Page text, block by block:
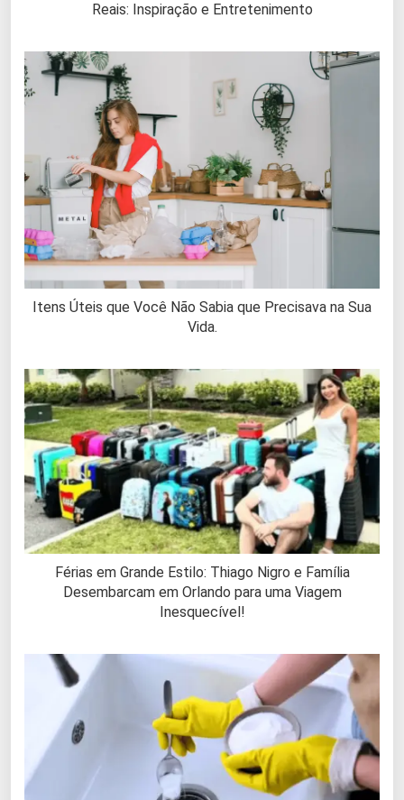
Reais: Inspiração e Entretenimento
Itens Úteis que Você Não Sabia que Precisava na Sua
Vida.
Férias em Grande Estilo: Thiago Nigro e Família
Desembarcam em Orlando para uma Viagem
Inesquecível!